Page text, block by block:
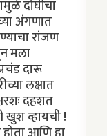
दोघींचा
अंगणात
रांजण
मला
दारू
लक्षात
दहशत
खुश व्हायची !